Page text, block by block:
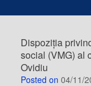
Dispoziția
social (VMG) al
Ovidiu
Posted on 04/11/